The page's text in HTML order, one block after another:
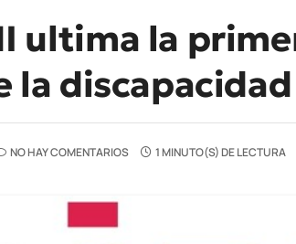
ultima la
la discapacidad
NO HAY COMENTARIOS 1 MINUTO(S) DE LECTURA